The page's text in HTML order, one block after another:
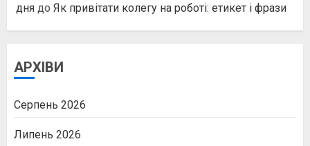
дня до Як привітати колегу на роботі: етикет і фрази
АРХІВИ
Серпень 2026
Липень 2026